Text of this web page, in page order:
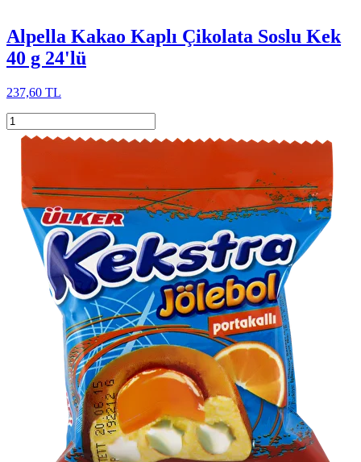
Alpella Kakao Kaplı Çikolata Soslu Kek
40 g 24'lü
237,60 TL